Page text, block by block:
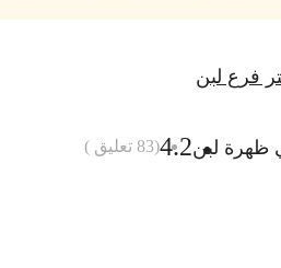
فرع لبن
ظهرة لبن4.2
(
83 تعليق )